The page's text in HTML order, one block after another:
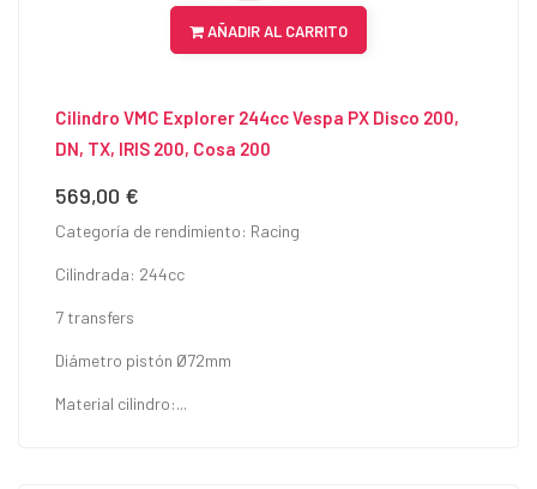
AÑADIR AL CARRITO
Cilindro VMC Explorer 244cc Vespa PX Disco 200,
DN, TX, IRIS 200, Cosa 200
Precio
569,00 €
Categoría de rendimiento: Racing
Cilindrada: 244cc
7 transfers
Diámetro pistón Ø72mm
Material cilindro:...